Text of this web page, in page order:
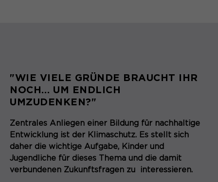
"WIE VIELE GRÜNDE BRAUCHT IHR
NOCH… UM ENDLICH
UMZUDENKEN?"
Zentrales Anliegen einer Bildung für nachhaltige
Entwicklung ist der Klimaschutz. Es stellt sich
daher die wichtige Aufgabe, Kinder und
Jugendliche für dieses Thema und die damit
verbundenen Zukunftsfragen zu interessieren.